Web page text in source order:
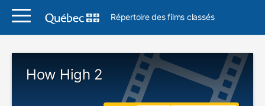
Répertoire des films classés
How High 2